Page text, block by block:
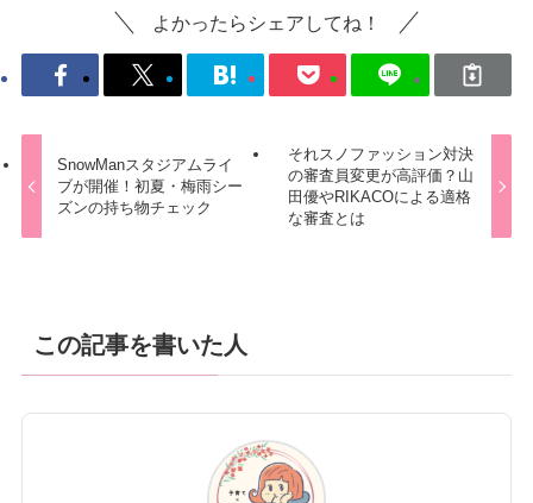
よかったらシェアしてね！
SnowManスタジアムライ
ブが開催！初夏・梅雨シー
ズンの持ち物チェック
それスノファッション対決
の審査員変更が高評価？山
田優やRIKACOによる適格
な審査とは
この記事を書いた人